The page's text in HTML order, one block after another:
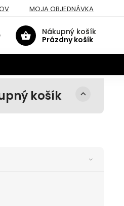
MOJA OBJEDNÁVKA
Nákupný košík
Prázdny košík
košík